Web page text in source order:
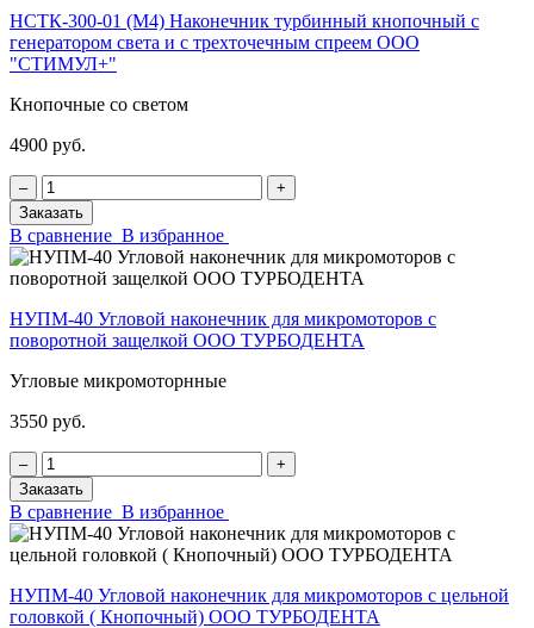
НСТК-300-01 (М4) Наконечник турбинный кнопочный с
генератором света и с трехточечным спреем ООО
"СТИМУЛ+"
Кнопочные со светом
4900 руб.
‒
+
Заказать
В сравнение В избранное
НУПМ-40 Угловой наконечник для микромоторов с
поворотной защелкой ООО ТУРБОДЕНТА
Угловые микромоторнные
3550 руб.
‒
+
Заказать
В сравнение В избранное
НУПМ-40 Угловой наконечник для микромоторов с цельной
головкой ( Кнопочный) ООО ТУРБОДЕНТА